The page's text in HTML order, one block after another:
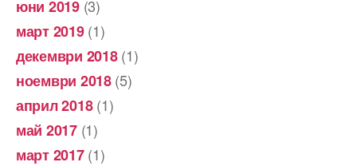
юни 2019(3)
март 2019(1)
декември 2018(1)
ноември 2018(5)
април 2018(1)
май 2017(1)
март 2017(1)